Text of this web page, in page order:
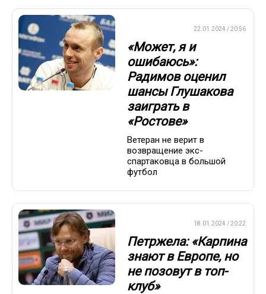
22.01.2024 / 20:56
«Может, я и
ошибаюсь»:
Радимов оценил
шансы Глушакова
заиграть в
«Ростове»
Ветеран не верит в
возвращение экс-
спартаковца в большой
футбол
18.01.2024 / 20:22
Петржела: «Карпина
знают в Европе, но
не позовут в топ-
клуб»